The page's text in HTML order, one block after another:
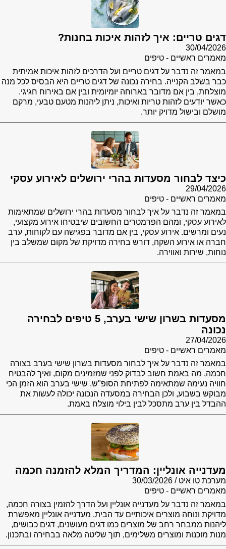
דגים טריים: איך לזהות איכות בחנות?
30/04/2026
מאמרים ראשיים - טיפים
במאמר זה נדבר על דגים טריים ועל הדרכים לזהות איכות אמיתית
כבר בשלב הקנייה. בחירה נכונה של דגים טריים היא הבסיס לכל מנה
מוצלחת, בין אם מדובר בארוחה יומיומית ובין אם באירוח חגיגי.
כאשר יודעים לזהות טריות ואיכות, ניתן ליהנות מטעם טבעי, מרקם
מושלם ובישול מדויק יותר.
כיצד לבחור מסעדות בהרי ירושלים לאירוע עסקי
29/04/2026
מאמרים ראשיים - טיפים
במאמר זה נדבר על איך לבחור מסעדות בהרי ירושלים שמתאימות
לאירוע עסקי, ומהם הפרמטרים החשובים שיבטיחו אירוע מקצועי,
נעים ומרשים. אירוע עסקי, בין אם מדובר בפגישה עם לקוחות, ערב
חברה או אירוע השקה, דורש בחירה מדויקת של מקום שמשלב בין
נוחות, שירות ואווירה.
מסעדות בשרון שישי בערב, 5 טיפים לבחירה
נכונה
27/04/2026
מאמרים ראשיים - טיפים
במאמר זה נדבר על איך לבחור מסעדות בשרון שישי בערב בצורה
חכמה, מה באמת חשוב לבדוק לפני שמזמינים מקום, ואיך להבטיח
חוויה נעימה שמתאימה לפתיחת הסופ"ש. שישי בערב הוא הזמן הכי
מבוקש בשבוע, ולכן הבחירה במסעדה הנכונה יכולה לעשות את
ההבדל בין ערב מתסכל לבין בילוי מוצלח באמת.
מעדנייה אונליין: המדריך המלא להזמנה חכמה
מערכת טו איט
30/03/2026
מאמרים ראשיים - טיפים
במאמר זה נדבר על מעדנייה אונליין ועל הדרך להזמין בצורה חכמה,
מדויקת ונוחה מוצרים איכותיים עד הבית. מעדנייה אונליין מאפשרת
ליהנות ממבחר רחב של מוצרים כמו דגים מעושנים, דגים כבושים,
מנות מוכנות ומוצרים משלימים, תוך שליטה מלאה בבחירה ובתכנון.